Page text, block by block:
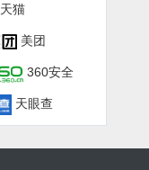
天猫
美团
360安全
天眼查